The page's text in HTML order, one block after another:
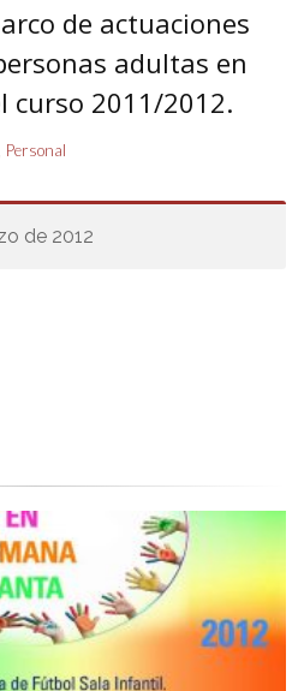
de actuaciones
adultas en
curso 2011/2012.
Personal
de 2012